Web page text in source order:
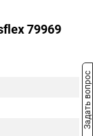
79969
Задать вопрос